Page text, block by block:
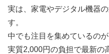
実は、家電やデジタル機器
す。
中でも注目を集めているのが
実質2,000円の負担で最新の